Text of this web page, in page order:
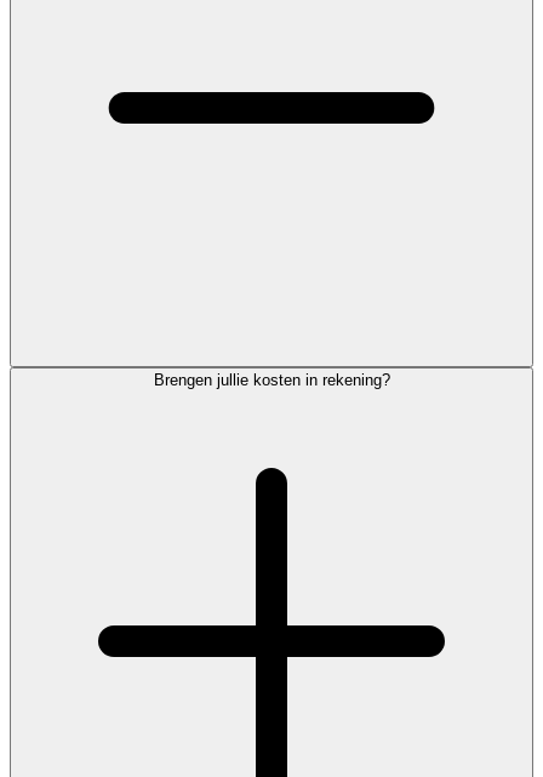
Brengen jullie kosten in rekening?